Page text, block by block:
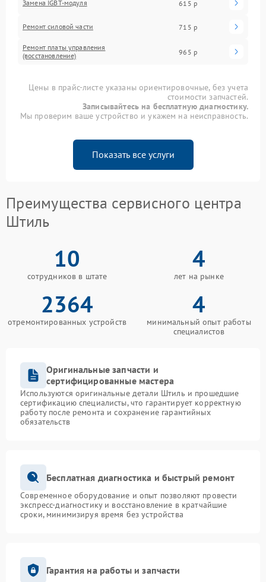
Замена IGBT-модуля 615 р
Ремонт силовой части 715 р
Ремонт платы управления
(восстановление)
965 р
Цены в прайс-листе указаны ориентировочные, без учета
стоимости запчастей.
Записывайтесь на бесплатную диагностику.
Мы проверим ваше устройство и укажем на неисправность.
Показать все услуги
Преимущества сервисного центра
Штиль
10
сотрудников в штате
4
лет на рынке
2364
отремонтированных устройств
4
минимальный опыт работы
специалистов
Оригинальные запчасти и
сертифицированные мастера
Используются оригинальные детали Штиль и прошедшие
сертификацию специалисты, что гарантирует корректную
работу после ремонта и сохранение гарантийных
обязательств
Бесплатная диагностика и быстрый ремонт
Современное оборудование и опыт позволяют провести
экспресс-диагностику и восстановление в кратчайшие
сроки, минимизируя время без устройства
Гарантия на работы и запчасти